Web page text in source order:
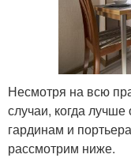
Несмотря на всю
случаи, когда
гардинам и
рассмотрим ниже.